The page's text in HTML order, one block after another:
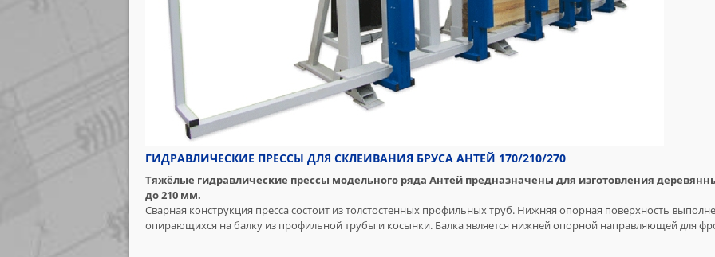
ГИДРАВЛИЧЕСКИЕ ПРЕССЫ ДЛЯ СКЛЕИВАНИЯ БРУСА АНТЕЙ 170/210/270
Тяжёлые гидравлические прессы модельного ряда Антей предназначены для изготовления
до 210 мм.
Сварная конструкция пресса состоит из толстостенных профильных труб. Нижняя опорная поверхность
опирающихся на балку из профильной трубы и косынки. Балка является нижней опорной направляющей для